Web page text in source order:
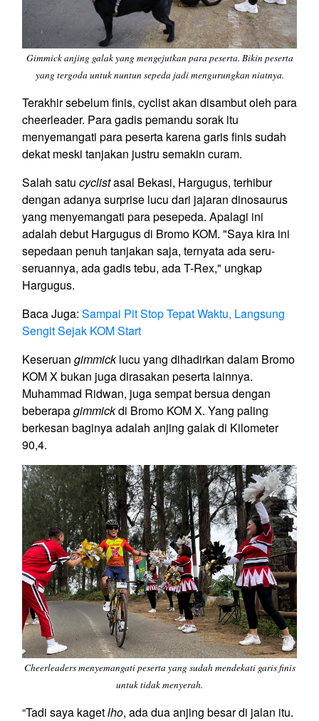
Gimmick anjing galak yang mengejutkan para peserta. Bikin peserta
yang tergoda untuk nuntun sepeda jadi mengurungkan niatnya.
Terakhir sebelum finis, cyclist akan disambut oleh para
cheerleader. Para gadis pemandu sorak itu
menyemangati para peserta karena garis finis sudah
dekat meski tanjakan justru semakin curam.
Salah satu cyclistasal Bekasi, Hargugus, terhibur
dengan adanya surprise lucu dari jajaran dinosaurus
yang menyemangati para pesepeda. Apalagi ini
adalah debut Hargugus di Bromo KOM. "Saya kira ini
sepedaan penuh tanjakan saja, ternyata ada seru-
seruannya, ada gadis tebu, ada T-Rex," ungkap
Hargugus.
Baca Juga: Sampai Pit Stop Tepat Waktu, Langsung
Sengit Sejak KOM Start
Keseruan gimmicklucu yang dihadirkan dalam Bromo
KOM X bukan juga dirasakan peserta lainnya.
Muhammad Ridwan, juga sempat bersua dengan
beberapagimmickdi Bromo KOM X. Yang paling
berkesan baginya adalah anjing galak di Kilometer
90,4.
Cheerleaders menyemangati peserta yang sudah mendekati garis finis
untuk tidak menyerah.
“Tadi saya kagetlho, ada dua anjing besar di jalan itu.